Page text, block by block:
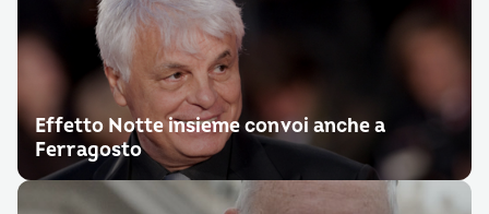
Effetto Notte insieme con voi anche a
Ferragosto